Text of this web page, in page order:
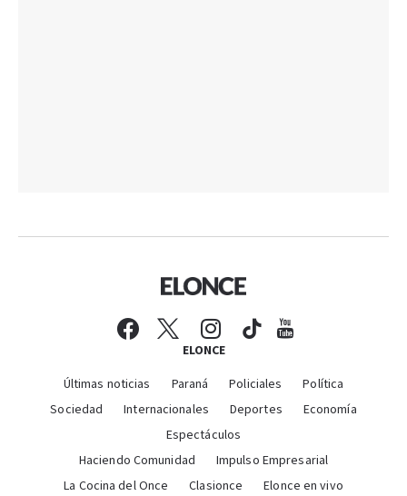
ELONCE
Últimas noticias Paraná Policiales
Política
Sociedad
Internacionales Deportes
Economía
Espectáculos
Haciendo Comunidad
Impulso Empresarial
La Cocina del Once
Clasionce Elonce en vivo